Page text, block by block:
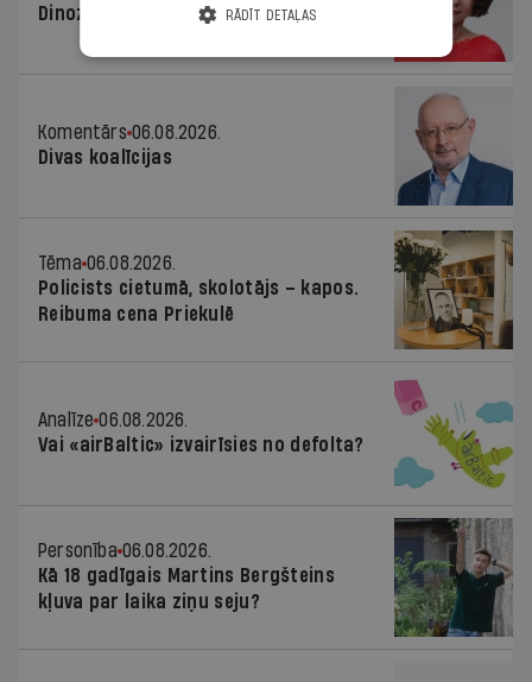
Dinozaura triks
Komentārs 06.08.2026.
Divas koalīcijas
Tēma 06.08.2026.
Policists cietumā, skolotājs – kapos.
Reibuma cena Priekulē
Analīze 06.08.2026.
Vai «airBaltic» izvairīsies no defolta?
Personība 06.08.2026.
Kā 18 gadīgais Martins Bergšteins
kļuva par laika ziņu seju?
RĀDĪT DETAĻAS